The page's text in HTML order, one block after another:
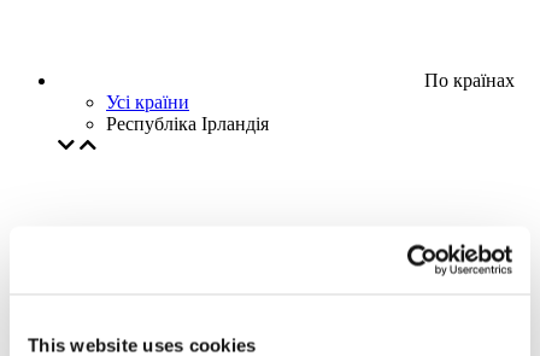
This website uses cookies
По країнах
Усі країни
Республіка Ірландія